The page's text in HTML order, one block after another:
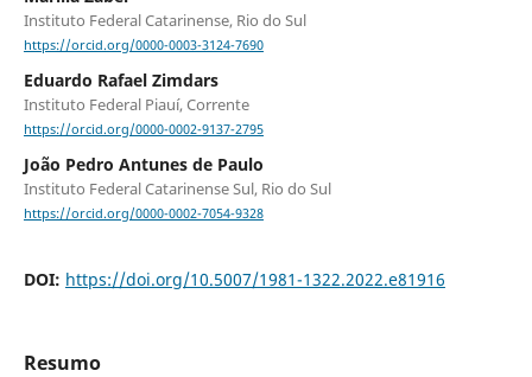
Instituto Federal Catarinense, Rio do Sul
https://orcid.org/0000-0003-3124-7690
Eduardo Rafael Zimdars
Instituto Federal Piauí, Corrente
https://orcid.org/0000-0002-9137-2795
João Pedro Antunes de Paulo
Instituto Federal Catarinense Sul, Rio do Sul
https://orcid.org/0000-0002-7054-9328
DOI: https://doi.org/10.5007/1981-1322.2022.e81916
Resumo